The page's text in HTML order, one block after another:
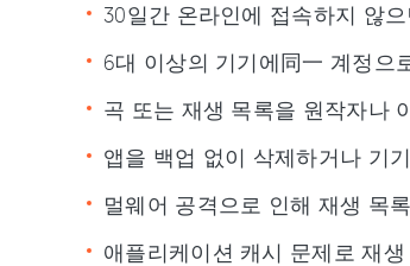
30일간 온라인에 접속하지 않
6대 이상의 기기에同一 계정으
곡 또는 재생 목록을 원작자나
앱을 백업 없이 삭제하거나 기
멀웨어 공격으로 인해 재생 목
애플리케이션 캐시 문제로 재